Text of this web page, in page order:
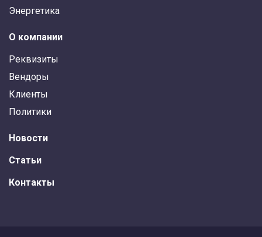
Энергетика
О компании
Реквизиты
Вендоры
Клиенты
Политики
Новости
Статьи
Контакты